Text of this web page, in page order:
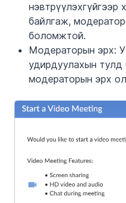
нэвтрүүлэхгүйгээр
байлгаж,
боломжтой.
Модераторын эрх:
удирдуулахын
модераторын эрх